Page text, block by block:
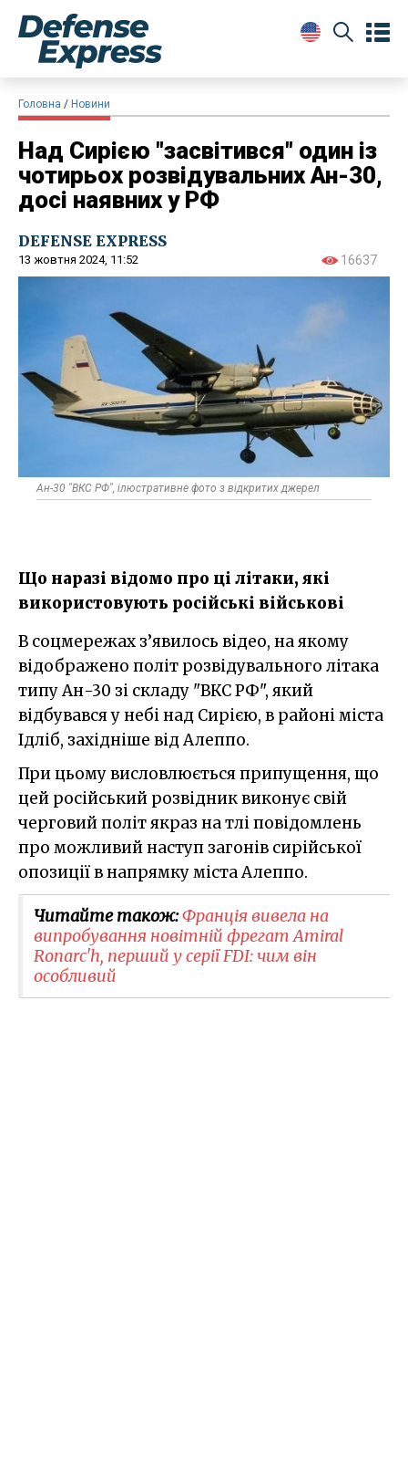
Головна Новини
Над Сирією "засвітився" один із
чотирьох розвідувальних Ан-30,
досі наявних у РФ
DEFENSE EXPRESS
13 жовтня 2024, 11:52 16637
Ан-30 "ВКС РФ", ілюстративне фото з відкритих джерел
Що наразі відомо про ці літаки, які
використовують російські військові
В соцмережах з’явилось відео, на якому
відображено політ розвідувального літака
типу Ан-30 зі складу "ВКС РФ", який
відбувався у небі над Сирією, в районі міста
Ідліб, західніше від Алеппо.
При цьому висловлюється припущення, що
цей російський розвідник виконує свій
черговий політ якраз на тлі повідомлень
про можливий наступ загонів сирійської
опозиції в напрямку міста Алеппо.
Читайте також:Франція вивела на
випробування новітній фрегат Amiral
Ronarc'h, перший у серії FDI: чим він
особливий